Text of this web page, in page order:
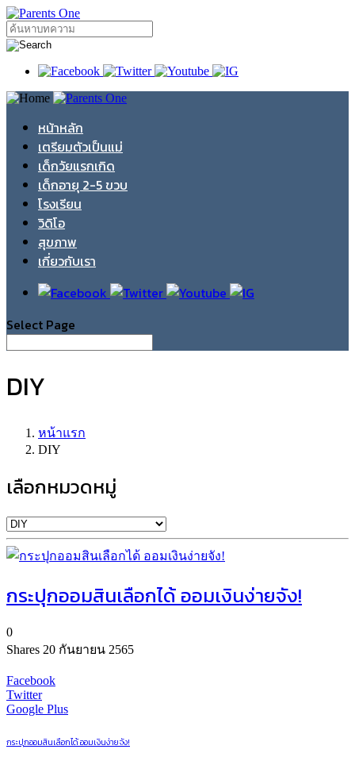
หน้าหลัก
เตรียมตัวเป็นแม่
เด็กวัยแรกเกิด
เด็กอายุ 2-5 ขวบ
โรงเรียน
วิดิโอ
สุขภาพ
เกี่ยวกับเรา
Select Page
DIY
หน้าแรก
DIY
เลือกหมวดหมู่
กระปุกออมสินเลือกได้ ออมเงินง่ายจัง!
0
Shares 20 กันยายน 2565
Facebook
Twitter
Google Plus
กระปุกออมสินเลือกได้ ออมเงินง่ายจัง!